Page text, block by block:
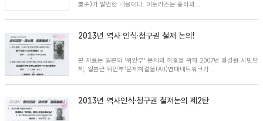
慶子)가 발언한 내용이다. 이토카즈는 총리의...
2013년 역사 인식·청구권 철저 논의!
본 자료는 일본의 '위안부' 문제의 해결을 위해 2007년 결성된 시민단
체, 일본군'위안부'문제해결올(All)연대네트워크가...
2013년 역사인식·청구권 철저논의 제2탄